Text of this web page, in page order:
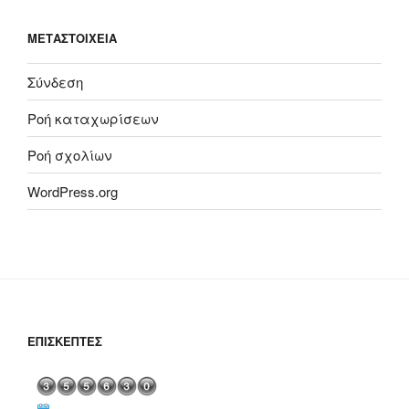
ΜΕΤΑΣΤΟΙΧΕΊΑ
Σύνδεση
Ροή καταχωρίσεων
Ροή σχολίων
WordPress.org
ΕΠΙΣΚΈΠΤΕΣ